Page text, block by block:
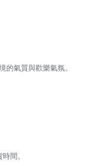
氣質與歡樂氣氛。
間。